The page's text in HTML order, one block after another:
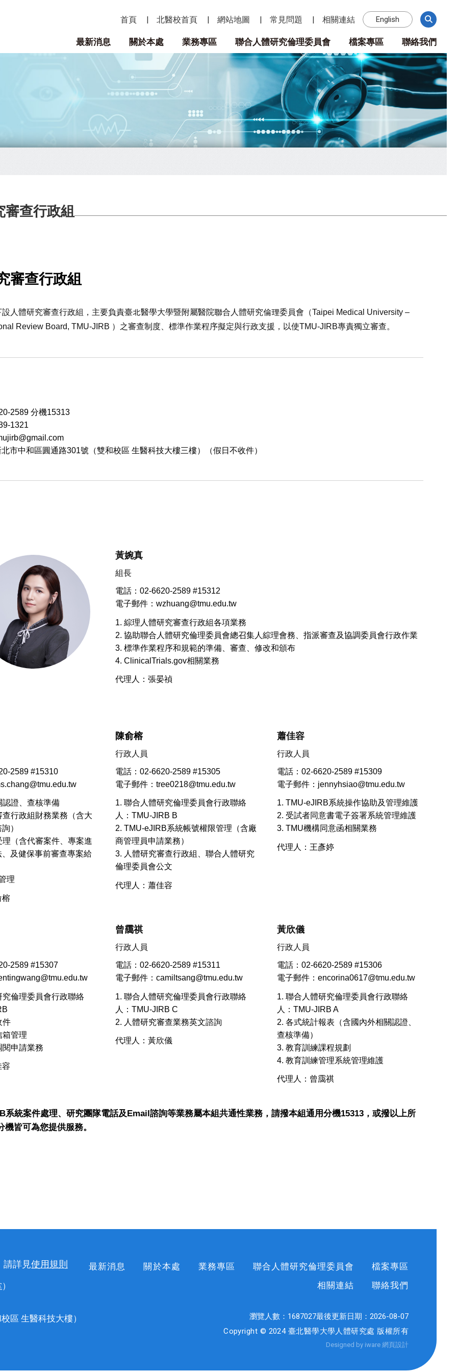
首頁 北醫校首頁 網站地圖 常見問題 相關連結 English
最新消息 關於本處 業務專區 聯合人體研究倫理委員會 檔案專區 聯絡我們
審查行政組
審查行政組
人體研究審查行政組，主要負責臺北醫學大學暨附屬醫院聯合人體研究倫理委員會（Taipei Medical University –
Review Board, TMU-JIRB ）之審查制度、標準作業程序擬定與行政支援，以使TMU-JIRB專責獨立審查。
2589 分機15313
1321
市中和區圓通路301號（雙和校區 生醫科技大樓三樓）（假日不收件）
黃婉真
組長
電話：02-6620-2589 #15312
電子郵件：wzhuang@tmu.edu.tw
1. 綜理人體研究審查行政組各項業務
2. 協助聯合人體研究倫理委員會總召集人綜理會務、指派審查及協調委員會行政作業
3. 標準作業程序和規範的準備、審查、修改和頒布
4. ClinicalTrials.gov相關業務
代理人：張晏禎
2589 #15310
認證、查核準備
查行政組財務業務（含大
）
理（含代審案件、專案進
及健保事前審查專案給
理
榕
陳俞榕
行政人員
電話：02-6620-2589 #15305
電子郵件：tree0218@tmu.edu.tw
1. 聯合人體研究倫理委員會行政聯絡
人：TMU-JIRB B
2. TMU-eJIRB系統帳號權限管理（含廠
商管理員申請業務）
3. 人體研究審查行政組、聯合人體研究
倫理委員會公文
代理人：蕭佳容
蕭佳容
行政人員
電話：02-6620-2589 #15309
電子郵件：jennyhsiao@tmu.edu.tw
1. TMU-eJIRB系統操作協助及管理維護
2. 受試者同意書電子簽署系統管理維護
3. TMU機構同意函相關業務
代理人：王彥婷
2589 #15307
究倫理委員會行政聯絡
件
箱管理
閱申請業務
容
曾靄祺
行政人員
電話：02-6620-2589 #15311
電子郵件：camiltsang@tmu.edu.tw
1. 聯合人體研究倫理委員會行政聯絡
人：TMU-JIRB C
2. 人體研究審查業務英文諮詢
代理人：黃欣儀
黃欣儀
行政人員
電話：02-6620-2589 #15306
電子郵件：encorina0617@tmu.edu.tw
1. 聯合人體研究倫理委員會行政聯絡
人：TMU-JIRB A
2. 各式統計報表（含國內外相關認證、
查核準備）
3. 教育訓練課程規劃
4. 教育訓練管理系統管理維護
代理人：曾靄祺
系統案件處理、研究團隊電話及Email諮詢等業務屬本組共通性業務，請撥本組通用分機15313，或撥以上所
機皆可為您提供服務。
請詳見使用規則
）
區 生醫科技大樓）
最新消息 關於本處 業務專區 聯合人體研究倫理委員會
檔案專區
相關連結
聯絡我們
瀏覽人數： 1687027最後更新日期： 2026-08-07
Copyright © 2024 臺北醫學大學人體研究處 版權所有
Designed by iware 網頁設計